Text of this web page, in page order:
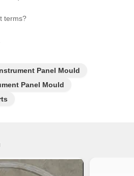
terms?
Panel Mould
Panel Mould